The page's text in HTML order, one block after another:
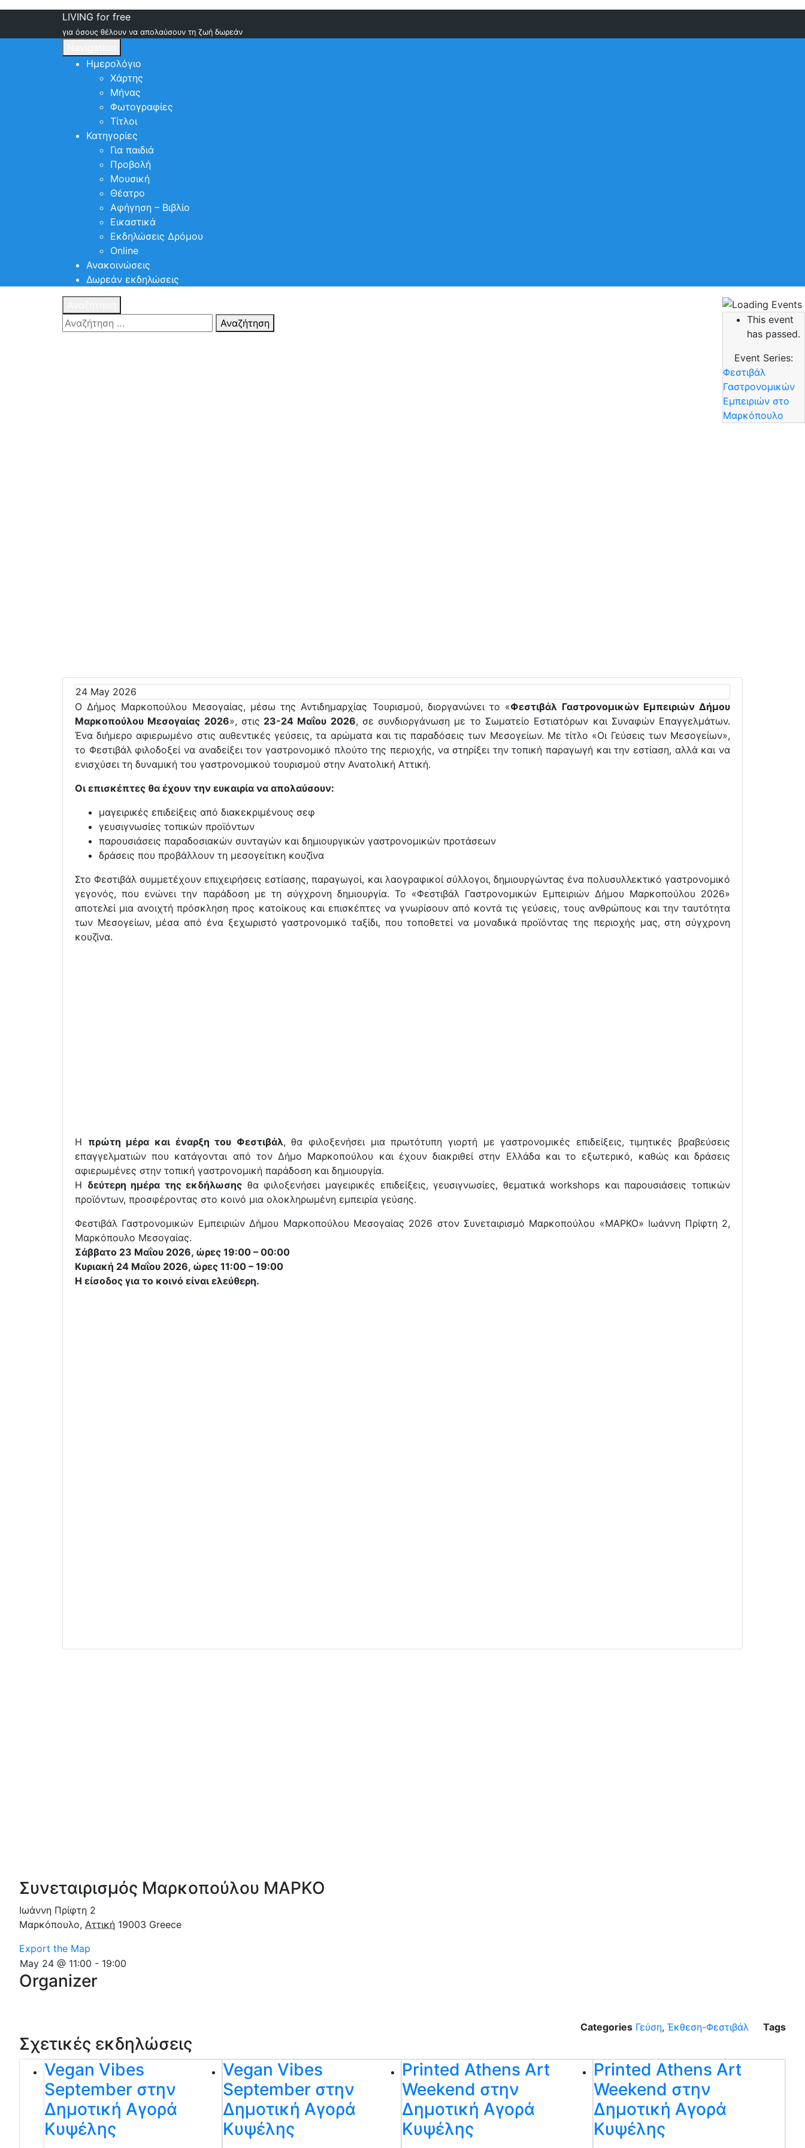
LIVING for free
για όσους θέλουν να απολαύσουν τη ζωή δωρεάν
Ημερολόγιο
Χάρτης
Μήνας
Φωτογραφίες
Τίτλοι
Κατηγορίες
Για παιδιά
Προβολή
Μουσική
Θέατρο
Αφήγηση – Βιβλίο
Εικαστικά
Εκδηλώσεις Δρόμου
Online
Ανακοινώσεις
Δωρεάν εκδηλώσεις
Αναζήτηση
This event
has passed.
Event Series:
Φεστιβάλ
Γαστρονομικών
Εμπειριών στο
Μαρκόπουλο
24 May 2026
Ο Δήμος Μαρκοπούλου Μεσογαίας, μέσω της Αντιδημαρχίας Τουρισμού, διοργανώνει το «Φεστιβάλ Γαστρονομικών Εμπειριών Δήμου
Μαρκοπούλου Μεσογαίας 2026», στις 23-24 Μαΐου 2026, σε συνδιοργάνωση με το Σωματείο Εστιατόρων και Συναφών Επαγγελμάτων.
Ένα διήμερο αφιερωμένο στις αυθεντικές γεύσεις, τα αρώματα και τις παραδόσεις των Μεσογείων. Με τίτλο «Οι Γεύσεις των Μεσογείων»,
το Φεστιβάλ φιλοδοξεί να αναδείξει τον γαστρονομικό πλούτο της περιοχής, να στηρίξει την τοπική παραγωγή και την εστίαση, αλλά και να
ενισχύσει τη δυναμική του γαστρονομικού τουρισμού στην Ανατολική Αττική.
Οι επισκέπτες θα έχουν την ευκαιρία να απολαύσουν:
μαγειρικές επιδείξεις από διακεκριμένους σεφ
γευσιγνωσίες τοπικών προϊόντων
παρουσιάσεις παραδοσιακών συνταγών και δημιουργικών γαστρονομικών προτάσεων
δράσεις που προβάλλουν τη μεσογείτικη κουζίνα
Στο Φεστιβάλ συμμετέχουν επιχειρήσεις εστίασης, παραγωγοί, και λαογραφικοί σύλλογοι, δημιουργώντας ένα πολυσυλλεκτικό γαστρονομικό
γεγονός, που ενώνει την παράδοση με τη σύγχρονη δημιουργία. Το «Φεστιβάλ Γαστρονομικών Εμπειριών Δήμου Μαρκοπούλου 2026»
αποτελεί μια ανοιχτή πρόσκληση προς κατοίκους και επισκέπτες να γνωρίσουν από κοντά τις γεύσεις, τους ανθρώπους και την ταυτότητα
των Μεσογείων, μέσα από ένα ξεχωριστό γαστρονομικό ταξίδι, που τοποθετεί να μοναδικά προϊόντας της περιοχής μας, στη σύγχρονη
κουζίνα.
Η πρώτη μέρα και έναρξη του Φεστιβάλ, θα φιλοξενήσει μια πρωτότυπη γιορτή με γαστρονομικές επιδείξεις, τιμητικές βραβεύσεις
επαγγελματιών που κατάγονται από τον Δήμο Μαρκοπούλου και έχουν διακριθεί στην Ελλάδα και το εξωτερικό, καθώς και δράσεις
αφιερωμένες στην τοπική γαστρονομική παράδοση και δημιουργία.
Η δεύτερη ημέρα της εκδήλωσης θα φιλοξενήσει μαγειρικές επιδείξεις, γευσιγνωσίες, θεματικά workshops και παρουσιάσεις τοπικών
προϊόντων, προσφέροντας στο κοινό μια ολοκληρωμένη εμπειρία γεύσης.
Φεστιβάλ Γαστρονομικών Εμπειριών Δήμου Μαρκοπούλου Μεσογαίας 2026 στον Συνεταιρισμό Μαρκοπούλου «ΜΑΡΚΟ» Ιωάννη Πρίφτη 2,
Μαρκόπουλο Μεσογαίας.
Σάββατο 23 Μαΐου 2026, ώρες 19:00 – 00:00
Κυριακή 24 Μαΐου 2026, ώρες 11:00 – 19:00
Η είσοδος για το κοινό είναι ελεύθερη.
Συνεταιρισμός Μαρκοπούλου ΜΑΡΚΟ
Ιωάννη Πρίφτη 2
Μαρκόπουλο, Αττική 19003 Greece
Export the Map
May 24 @ 11:00 - 19:00
Organizer
Categories Γεύση, Έκθεση-Φεστιβάλ Tags
Σχετικές εκδηλώσεις
Vegan Vibes
September στην
Δημοτική Αγορά
Κυψέλης
Vegan Vibes
September στην
Δημοτική Αγορά
Κυψέλης
Printed Athens Art
Weekend στην
Δημοτική Αγορά
Κυψέλης
Printed Athens Art
Weekend στην
Δημοτική Αγορά
Κυψέλης